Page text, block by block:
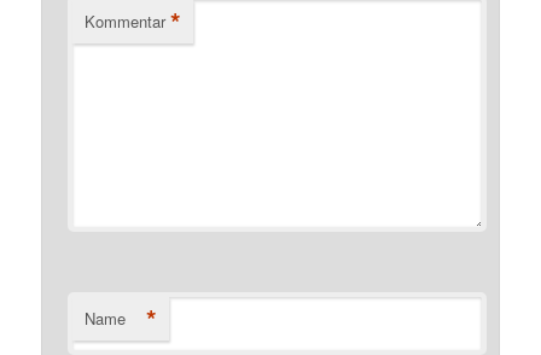
Kommentar *
Name *